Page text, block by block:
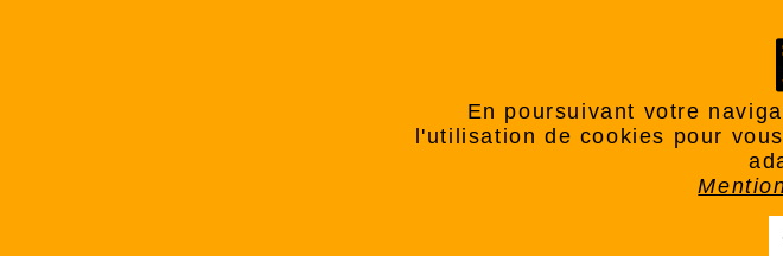
En poursuivant votre
l'utilisation de cookies pour